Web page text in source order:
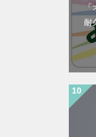
「
耐